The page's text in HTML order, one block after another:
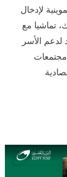
لإدخال
تماشيا مع
لدعم الأسر
مجتمعات